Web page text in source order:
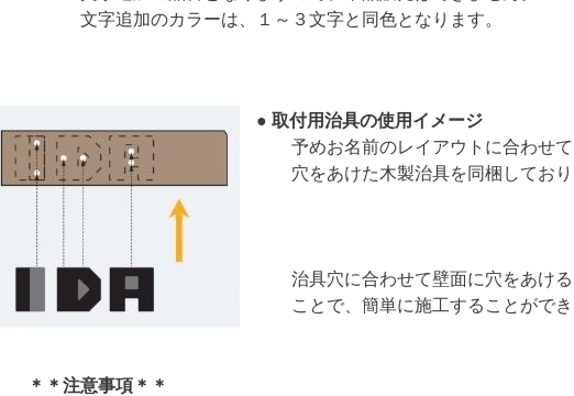
文字追加のカラーは、１～３文字と同色となります。
● 取付用治具の使用イメージ
予めお名前のレイアウトに合わせて
穴をあけた木製治具を同梱しており
治具穴に合わせて壁面に穴をあける
ことで、簡単に施工することができ
＊＊注意事項＊＊